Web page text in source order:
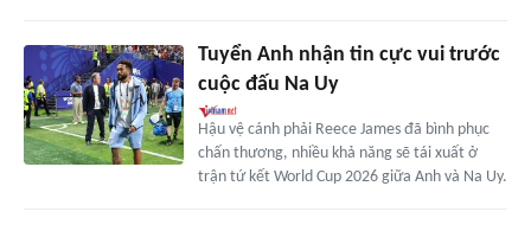
Tuyển Anh nhận tin cực vui trước
cuộc đấu Na Uy
Hậu vệ cánh phải Reece James đã bình phục
chấn thương, nhiều khả năng sẽ tái xuất ở
trận tứ kết World Cup 2026 giữa Anh và Na Uy.